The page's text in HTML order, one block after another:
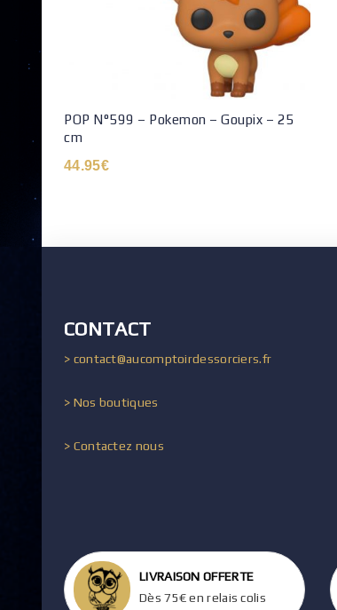
POP N°599 – Pokemon – Goupix – 25
cm
44.95€
CONTACT
> contact@aucomptoirdessorciers.fr
> Nos boutiques
> Contactez nous
LIVRAISON OFFERTE
Dès 75€ en relais colis